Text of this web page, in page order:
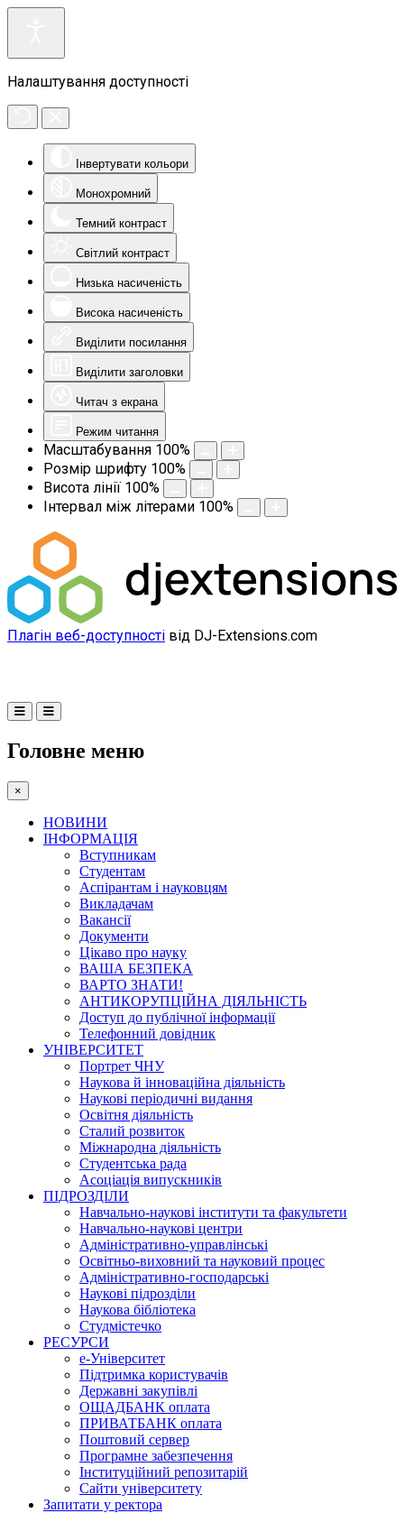
Налаштування доступності
Інвертувати кольори
Монохромний
Темний контраст
Світлий контраст
Низька насиченість
Висока насиченість
Виділити посилання
Виділити заголовки
Читач з екрана
Режим читання
Масштабування 100%
Розмір шрифту 100%
Висота лінії 100%
Інтервал між літерами 100%
Плагін веб-доступності від DJ-Extensions.com
Головне меню
×
НОВИНИ
ІНФОРМАЦІЯ
Вступникам
Студентам
Аспірантам і науковцям
Викладачам
Вакансії
Документи
Цікаво про науку
ВАША БЕЗПЕКА
ВАРТО ЗНАТИ!
АНТИКОРУПЦІЙНА ДІЯЛЬНІСТЬ
Доступ до публічної інформації
Телефонний довідник
УНІВЕРСИТЕТ
Портрет ЧНУ
Наукова й інноваційна діяльність
Наукові періодичні видання
Освітня діяльність
Сталий розвиток
Міжнародна діяльність
Студентська рада
Асоціація випускників
ПІДРОЗДІЛИ
Навчально-наукові інститути та факультети
Навчально-наукові центри
Адміністративно-управлінські
Освітньо-виховний та науковий процес
Адміністративно-господарські
Наукові підрозділи
Наукова бібліотека
Студмістечко
РЕСУРСИ
е-Університет
Підтримка користувачів
Державні закупівлі
ОЩАДБАНК оплата
ПРИВАТБАНК оплата
Поштовий сервер
Програмне забезпечення
Інституційний репозитарій
Сайти університету
Запитати у ректора